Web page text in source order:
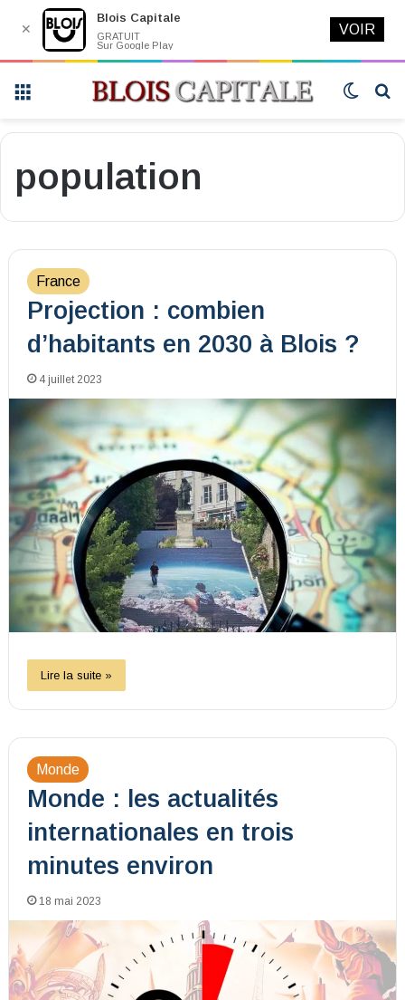
Switch
population
France
Projection : combien
d’habitants en 2030 à Blois ?
4 juillet 2023
Lire la suite »
Monde
Monde : les actualités
internationales en trois
minutes environ
18 mai 2023
✕
Blois Capitale
GRATUIT
Sur Google Play
VOIR